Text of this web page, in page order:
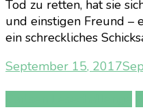
Tod zu retten, hat sie
und einstigen Freund –
ein schreckliches
September 15, 2017